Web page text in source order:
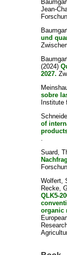
Jean-
und
(2024)
2027.
sobre
Institute
of
.
Suard,
Wolfert,
Recke,
QLK5-
organic